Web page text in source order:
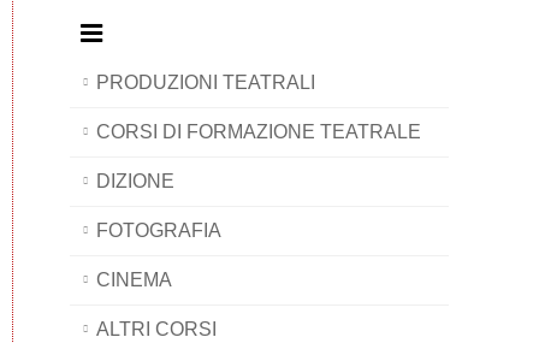
PRODUZIONI TEATRALI
CORSI DI FORMAZIONE TEATRALE
DIZIONE
FOTOGRAFIA
CINEMA
ALTRI CORSI